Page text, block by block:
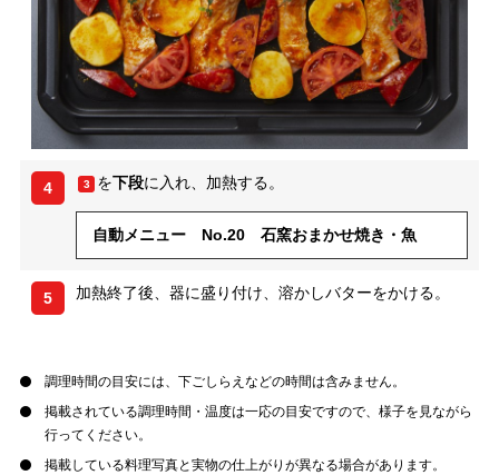
4 3 を下段に入れ、加熱する。
自動メニュー No.20 石窯おまかせ焼き・魚
5 加熱終了後、器に盛り付け、溶かしバターをかける。
調理時間の目安には、下ごしらえなどの時間は含みません。
掲載されている調理時間・温度は一応の目安ですので、様子を見ながら
行ってください。
掲載している料理写真と実物の仕上がりが異なる場合があります。